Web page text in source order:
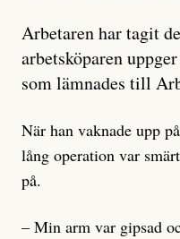
Arbetaren har tagit
arbetsköparen
som lämnades till
När han vaknade upp
lång operation var
på.
– Min arm var gipsad